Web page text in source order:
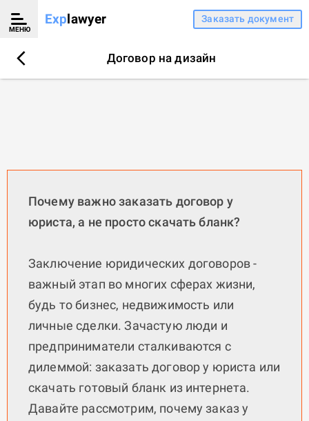
МЕНЮ
Explawyer Заказать документ
Договор на дизайн
Почему важно заказать договор у
юриста, а не просто скачать бланк?
Заключение юридических договоров -
важный этап во многих сферах жизни,
будь то бизнес, недвижимость или
личные сделки. Зачастую люди и
предприниматели сталкиваются с
дилеммой: заказать договор у юриста или
скачать готовый бланк из интернета.
Давайте рассмотрим, почему заказ у